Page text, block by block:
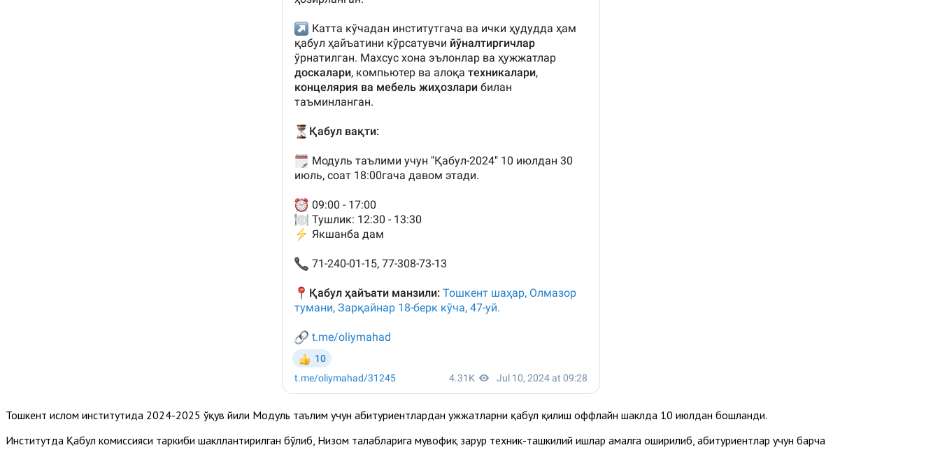
Тошкент ислом институтида 2024-2025 ўқув йили Модуль таълим учун абитуриентлардан ҳужжатларни қабул қилиш оффлайн шаклда 10 июлдан бошланди.
Институтда Қабул комиссияси таркиби шакллантирилган бўлиб, Низом талабларига мувофиқ зарур техник-ташкилий ишлар амалга оширилиб, абитуриентлар учун барча